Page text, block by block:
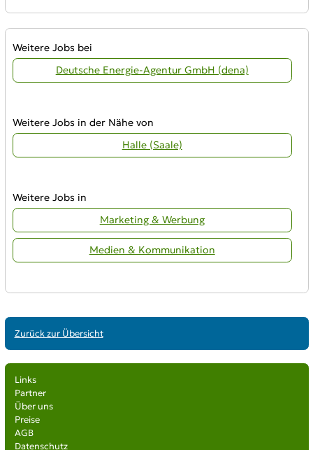
Weitere Jobs bei
Deutsche Energie-Agentur GmbH (dena)
Weitere Jobs in der Nähe von
Halle (Saale)
Weitere Jobs in
Marketing & Werbung
Medien & Kommunikation
Zurück zur Übersicht
Links
Partner
Über uns
Preise
AGB
Datenschutz